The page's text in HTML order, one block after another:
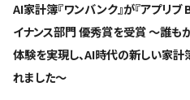
AI家計簿『ワンバンク』が『アプリ
イナンス部門 優秀賞を受賞 〜誰
体験を実現し、AI時代の新しい家
れました〜